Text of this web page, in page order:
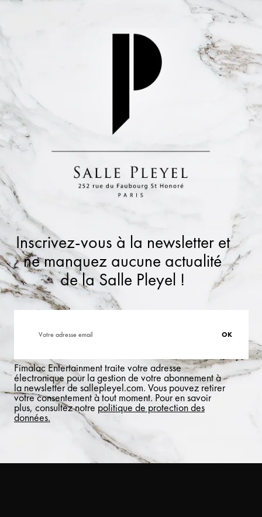
Inscrivez-vous à la newsletter et
ne manquez aucune actualité
de la Salle Pleyel !
Fimalac Entertainment traite votre adresse
électronique pour la gestion de votre abonnement à
la newsletter de sallepleyel.com. Vous pouvez retirer
votre consentement à tout moment. Pour en savoir
plus, consultez notre politique de protection des
données.